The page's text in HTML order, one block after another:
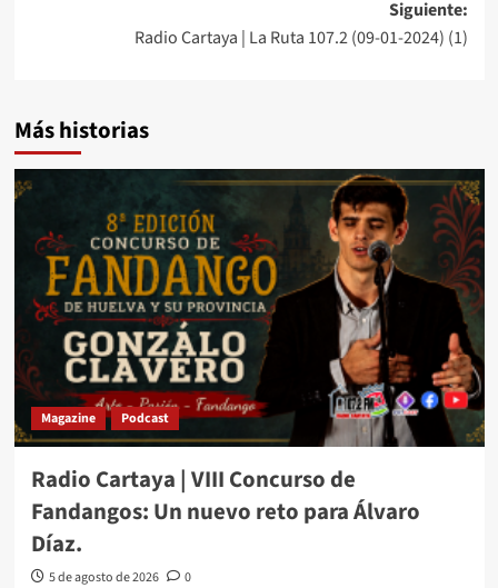
Siguiente:
Radio Cartaya | La Ruta 107.2 (09-01-2024) (1)
Más historias
Magazine Podcast
Radio Cartaya | VIII Concurso de
Fandangos: Un nuevo reto para Álvaro
Díaz.
5 de agosto de 2026 0